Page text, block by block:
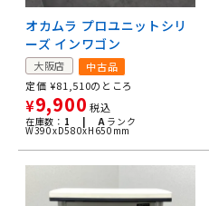
オカムラ プロユニットシリ
ーズ インワゴン
大阪店
中古品
定価 ¥81,510のところ
¥9,900 税込
在庫数： 1 | Aランク
W390xD580xH650mm